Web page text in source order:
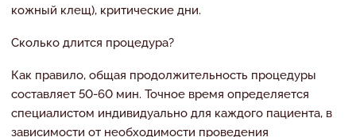
кожный клещ), критические дни.
Сколько длится процедура?
Как правило, общая продолжительность процедуры
составляет 50-60 мин. Точное время определяется
специалистом индивидуально для каждого пациента, в
зависимости от необходимости проведения